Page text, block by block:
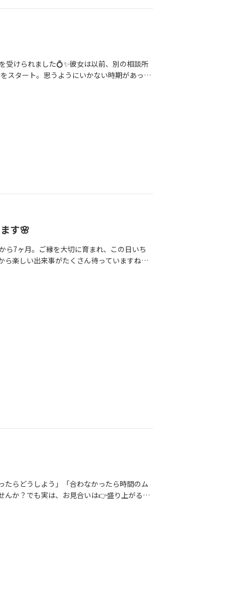
受けられました💍✨彼女は以前、別の相談所
スタート。思うようにいかない時期があって
な笑顔を見せてくださいます。大切なのは
れますように🌿
す🌸
ら7ヶ月。ご縁を大切に育まれ、この日いち
楽しい出来事がたくさん待っていますね。
からこそサポートが必要だと考えていま
く相談してください。ずっと応援していま
たらどうしよう」「合わなかったら時間のム
んか？でも実は、お見合いは👉盛り上がるか
が、次につながります。結婚相談所BeHap
イントを整理する✔緊張を楽しさに変える